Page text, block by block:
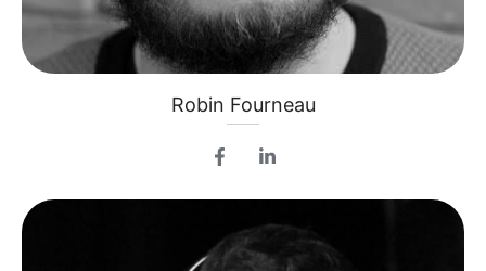
Robin Fourneau